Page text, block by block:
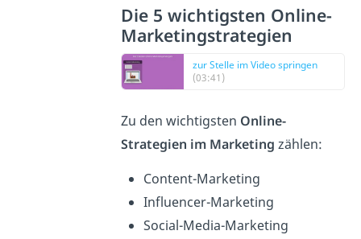
Die 5 wichtigsten Online-
Marketingstrategien
zur Stelle im Video springen
(03:41)
Zu den wichtigsten Online-
Strategien im Marketing zählen:
Content-Marketing
Influencer-Marketing
Social-Media-Marketing